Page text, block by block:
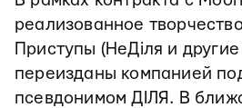
реализованное
Приступы (НеДіля и
переизданы компанией
псевдонимом ДІЛЯ. В